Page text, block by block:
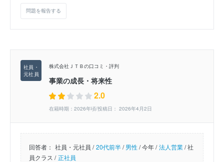
問題を報告する
株式会社ＪＴＢの口コミ・評判
事業の成長・将来性
2.0
在籍時期：2026年頃/投稿日： 2026年4月2日
回答者： 社員・元社員 / 20代前半/男性/今年 / 法人営業/社
員クラス / 正社員